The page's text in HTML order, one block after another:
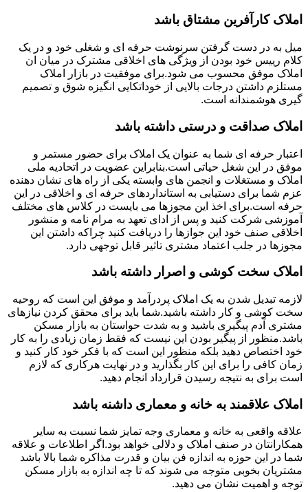
املاک کارآفرین مشتاق باشد
میل به در دست گرفتن سرنوشت حرفه ای و شغلی خود و در یک
کلام رییس خود بودن از ویژگی های اخلاقی مشترک در میان ان
املاک موفق محسوب می شود.برای موفقیت در بازار املاک
مستلزم داشتن درجات بالایی از خوداتکایی انگیزه شوق و تصمیم
گیری هوشمندانه است.
املاک صداقت و درستی داشته باشد
اعتبار حرفه ای شما به عنوان یک املاک برای حضور مستمر و
موفق در این شغل حیاتی است.بنابراین عضویت در اتحادیه ملی
املاک و مستغلات و انجمن های وابسته یکی از راه های نشان دهنده
عزم شما برای دستیابی به استانداردهای حرفه ای و اخلاقی در این
حرفه است.برای اخذ این مجوزها می بایست در کلاس های مختلف
آموزشی شرکت کنید و پس از ادای تعهد به مرام نامه و منشور
اخلاقی صنف خود این جوازها را دریافت کنید چراکه داشتن این
مجوزها در جلب اعتماد مشتری تاثیر قابل توجهی دارد.
املاک سخت کوشی و اصرار داشته باشد
لازمه تبدیل شدن به یک املاک پردرآمد و موفق این است که روحیه
سخت کوشی و کار داشته باشید.شما باید برای محقق کردن نیازهای
مشتری آدم پیگیری باشید و به شدت حواستان به بازار مسکن
باشد.منظور از پیگیر بودن این نیست که فقط زمان زیادی را به کار
خود اختصاص دهید بلکه منظور این است که با فکر خود کار کنید و
زمان کافی را برای این کار بگذارید و در نهایت هرکاری که لازم
است برای به نتیجه رسیدن قرارداد انجام دهید.
املاک علاقمند به خانه و معماری داشنه باشد
علاقه واقعی به خانه و معماری وجه تمایز شما نسبت به سایر
همکارانتان در صنف املاک و دلالی خواهد بود.اگر اطلاعات و علاقه
شما در این حوزه به اندازه فن بیان و قدرت مذاکره شما بالا باشد
مشتریان بخوبی متوجه می شوند که تا چه اندازه به بازار مسکن
توجه و اهمیت نشان می دهید.